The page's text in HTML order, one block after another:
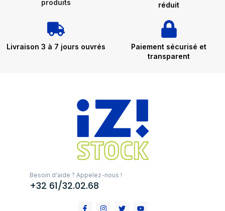
produits
réduit
Livraison 3 à 7 jours ouvrés
Paiement sécurisé et
transparent
Besoin d'aide ? Appelez-nous !
+32 61/32.02.68